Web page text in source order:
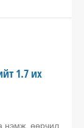
1.7 их
нэмж, өөрчил